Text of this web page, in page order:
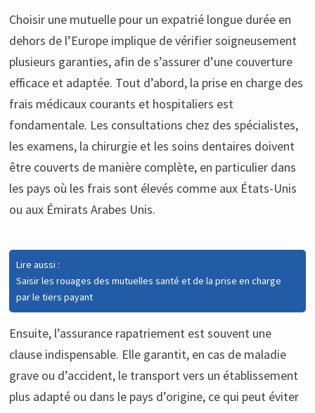
Choisir une mutuelle pour un expatrié longue durée en
dehors de l’Europe implique de vérifier soigneusement
plusieurs garanties, afin de s’assurer d’une couverture
efficace et adaptée. Tout d’abord, la prise en charge des
frais médicaux courants et hospitaliers est
fondamentale. Les consultations chez des spécialistes,
les examens, la chirurgie et les soins dentaires doivent
être couverts de manière complète, en particulier dans
les pays où les frais sont élevés comme aux États-Unis
ou aux Émirats Arabes Unis.
Lire aussi :
Saisir les rouages des mutuelles santé et de la prise en charge
par le tiers payant
Ensuite, l’assurance rapatriement est souvent une
clause indispensable. Elle garantit, en cas de maladie
grave ou d’accident, le transport vers un établissement
plus adapté ou dans le pays d’origine, ce qui peut éviter